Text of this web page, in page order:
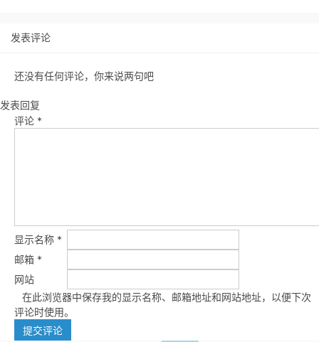
发表评论
还没有任何评论，你来说两句吧
发表回复
评论 *
显示名称 *
邮箱 *
网站
在此浏览器中保存我的显示名称、邮箱地址和网站地址，以便下次
评论时使用。